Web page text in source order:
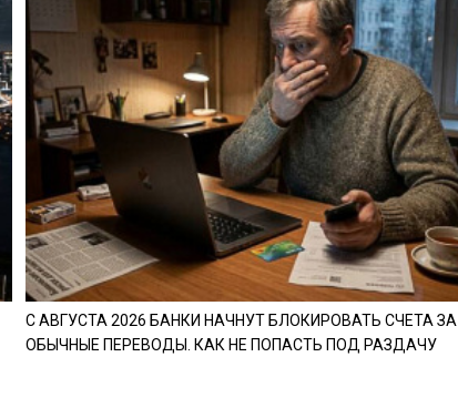
С АВГУСТА 2026 БАНКИ НАЧНУТ БЛОКИРОВАТЬ СЧЕТА ЗА
ОБЫЧНЫЕ ПЕРЕВОДЫ. КАК НЕ ПОПАСТЬ ПОД РАЗДАЧУ